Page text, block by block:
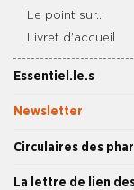
Le point sur…
Livret d’accueil
Essentiel.le.s
Newsletter
Circulaires des
La lettre de lien des